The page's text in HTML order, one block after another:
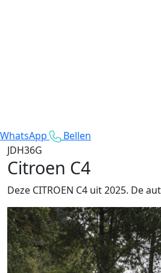
WhatsApp
Bellen
JDH36G
Citroen C4
Deze CITROEN C4 uit 2025. De